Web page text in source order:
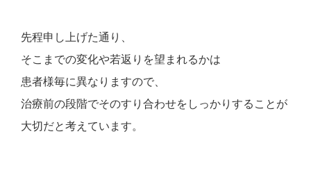
先程申し上げた通り、
そこまでの変化や若返りを望まれるかは
患者様毎に異なりますので、
治療前の段階でそのすり合わせをしっかりすることが
大切だと考えています。